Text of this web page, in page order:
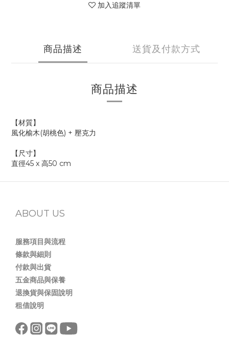
加入追蹤清單
商品描述 送貨及付款方式
商品描述
【材質】
風化榆木(胡桃色) + 壓克力
【尺寸】
直徑45 x 高50 cm
ABOUT US
服務項目與流程
條款與細則
付款與出貨
五金商品與保養
退換貨與保固說明
租借說明